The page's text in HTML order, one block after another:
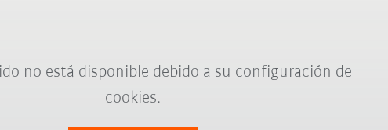
no está disponible debido a su configuración de
cookies.